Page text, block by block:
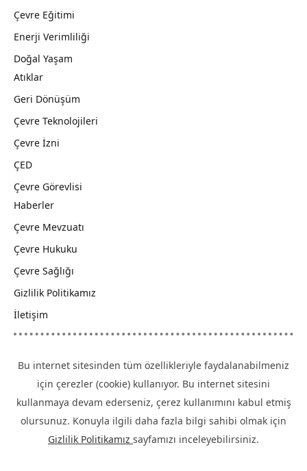
Çevre Eğitimi
Enerji Verimliliği
Doğal Yaşam
Atıklar
Geri Dönüşüm
Çevre Teknolojileri
Çevre İzni
ÇED
Çevre Görevlisi
Haberler
Çevre Mevzuatı
Çevre Hukuku
Çevre Sağlığı
Gizlilik Politikamız
İletişim
Bu internet sitesinden tüm özellikleriyle faydalanabilmeniz
için çerezler (cookie) kullanıyor. Bu internet sitesini
kullanmaya devam ederseniz, çerez kullanımını kabul etmiş
olursunuz. Konuyla ilgili daha fazla bilgi sahibi olmak için
Gizlilik Politikamız sayfamızı inceleyebilirsiniz.